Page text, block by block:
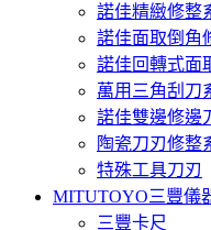
諾佳精緻修整
諾佳面取倒角
諾佳回轉式面
萬用三角刮刀
諾佳雙邊修邊
陶瓷刀刃修整
特殊工具刀刃
MITUTOYO三豐儀
三豐卡尺